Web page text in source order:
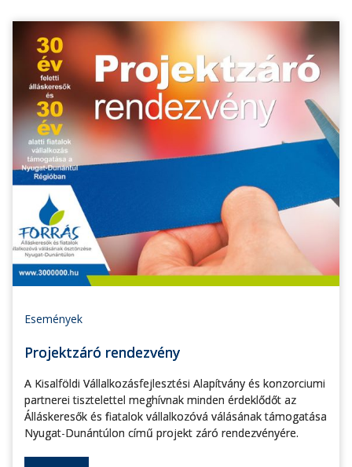
Események
Projektzáró rendezvény
A Kisalföldi Vállalkozásfejlesztési Alapítvány és konzorciumi
partnerei tisztelettel meghívnak minden érdeklődőt az
Álláskeresők és fiatalok vállalkozóvá válásának támogatása
Nyugat-Dunántúlon című projekt záró rendezvényére.